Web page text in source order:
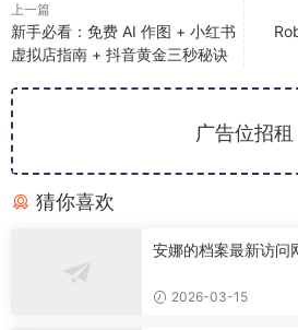
上一篇
新手必看：免费 AI 作图 + 小红书
虚拟店指南 + 抖音黄金三秒秘诀
广告位招租
猜你喜欢
安娜的档案最新访问
2026-03-15